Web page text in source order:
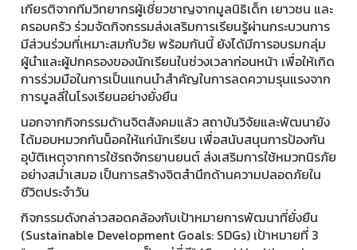
เกียรติจากทีมวิทยากรผู้เชี่ยวชาญจากมูลนิธิเด็ก เยาวชน และ
ครอบครัว ร่วมจัดกิจกรรมส่งเสริมการเรียนรู้ผ่านกระบวนการ
มีส่วนร่วมที่เหมาะสมกับวัย พร้อมกันนี้ ยังได้มีการอบรมกลุ่ม
ผู้นำและผู้ปกครองของนักเรียนในช่วงเวลาก่อนหน้า เพื่อให้เกิด
การร่วมมือในการเป็นแกนนำสำคัญในการลดความรุนแรงจาก
การบูลลี่ในโรงเรียนอย่างยั่งยืน
นอกจากกิจกรรมด้านจิตสังคมแล้ว สถาบันวิจัยและพัฒนายัง
ได้มอบหมวกกันน็อคให้แก่นักเรียน เพื่อสนับสนุนการป้องกัน
อุบัติเหตุจากการใช้รถจักรยานยนต์ ส่งเสริมการใช้หมวกนิรภัย
อย่างสม่ำเสมอ เป็นการสร้างจิตสำนึกด้านความปลอดภัยใน
ชีวิตประจำวัน
กิจกรรมดังกล่าวสอดคล้องกับเป้าหมายการพัฒนาที่ยั่งยืน
(Sustainable Development Goals: SDGs) เป้าหมายที่ 3